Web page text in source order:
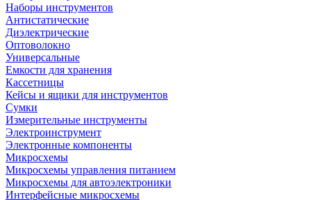
Наборы инструментов
Антистатические
Диэлектрические
Оптоволокно
Универсальные
Емкости для хранения
Кассетницы
Кейсы и ящики для инструментов
Сумки
Измерительные инструменты
Электроинструмент
Электронные компоненты
Микросхемы
Микросхемы управления питанием
Микросхемы для автоэлектроники
Интерфейсные микросхемы